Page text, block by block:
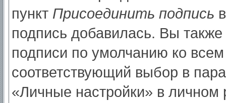
пункт Присоединить подпись
подпись добавилась. Вы
подписи по умолчанию ко
соответствующий выбор в
«Личные настройки» в